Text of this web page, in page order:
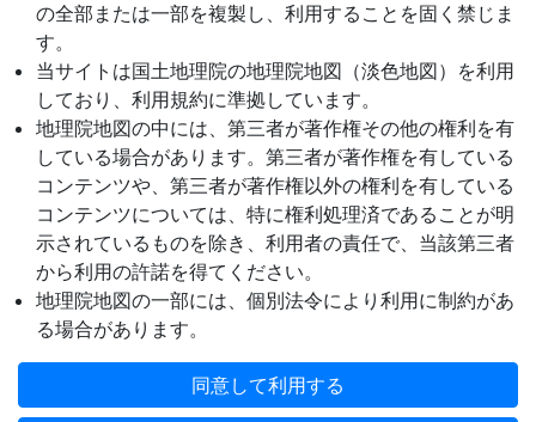
の全部または一部を複製し、利用することを固く禁じま
す。
当サイトは国土地理院の地理院地図（淡色地図）を利用
しており、利用規約に準拠しています。
地理院地図の中には、第三者が著作権その他の権利を有
している場合があります。第三者が著作権を有している
コンテンツや、第三者が著作権以外の権利を有している
コンテンツについては、特に権利処理済であることが明
示されているものを除き、利用者の責任で、当該第三者
から利用の許諾を得てください。
地理院地図の一部には、個別法令により利用に制約があ
る場合があります。
同意して利用する